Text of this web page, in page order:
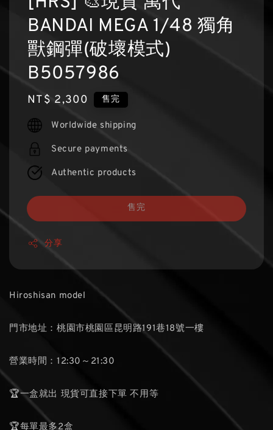
BANDAI MEGA 1/48 獨角
獸鋼彈(破壞模式)
B5057986
Regular
price
NT$ 2,300 售完
Worldwide shipping
Secure payments
Authentic products
售完
分享
Hiroshisan model
門市地址：桃園市桃園區昆明路191巷18號一樓
營業時間：12:30～21:30
🏆一盒就出 現貨可直接下單 不用等
🏆每單最多2盒